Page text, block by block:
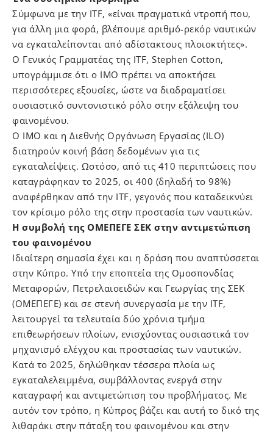
Σύμφωνα με την ITF, «είναι πραγματικά ντροπή που,
για άλλη μια φορά, βλέπουμε αριθμό-ρεκόρ ναυτικών
να εγκαταλείπονται από αδίστακτους πλοιοκτήτες».
Ο Γενικός Γραμματέας της ITF, Stephen Cotton,
υπογράμμισε ότι ο IMO πρέπει να αποκτήσει
περισσότερες εξουσίες, ώστε να διαδραματίσει
ουσιαστικό συντονιστικό ρόλο στην εξάλειψη του
φαινομένου.
Ο IMO και η Διεθνής Οργάνωση Εργασίας (ILO)
διατηρούν κοινή βάση δεδομένων για τις
εγκαταλείψεις. Ωστόσο, από τις 410 περιπτώσεις που
καταγράφηκαν το 2025, οι 400 (δηλαδή το 98%)
αναφέρθηκαν από την ITF, γεγονός που καταδεικνύει
τον κρίσιμο ρόλο της στην προστασία των ναυτικών.
Η συμβολή της ΟΜΕΠΕΓΕ ΣΕΚ στην αντιμετώπιση
του φαινομένου
Ιδιαίτερη σημασία έχει και η δράση που αναπτύσσεται
στην Κύπρο. Υπό την εποπτεία της Ομοσπονδίας
Μεταφορών, Πετρελαιοειδών και Γεωργίας της ΣΕΚ
(ΟΜΕΠΕΓΕ) και σε στενή συνεργασία με την ITF,
λειτουργεί τα τελευταία δύο χρόνια τμήμα
επιθεωρήσεων πλοίων, ενισχύοντας ουσιαστικά τον
μηχανισμό ελέγχου και προστασίας των ναυτικών.
Κατά το 2025, δηλώθηκαν τέσσερα πλοία ως
εγκαταλελειμμένα, συμβάλλοντας ενεργά στην
καταγραφή και αντιμετώπιση του προβλήματος. Με
αυτόν τον τρόπο, η Κύπρος βάζει και αυτή το δικό της
λιθαράκι στην πάταξη του φαινομένου και στην